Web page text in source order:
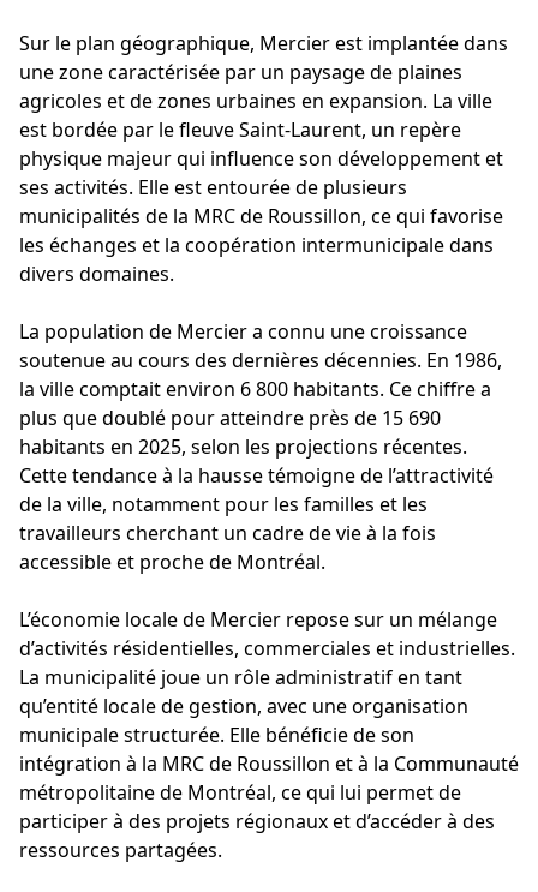
Sur le plan géographique, Mercier est implantée dans
une zone caractérisée par un paysage de plaines
agricoles et de zones urbaines en expansion. La ville
est bordée par le fleuve Saint-Laurent, un repère
physique majeur qui influence son développement et
ses activités. Elle est entourée de plusieurs
municipalités de la MRC de Roussillon, ce qui favorise
les échanges et la coopération intermunicipale dans
divers domaines.
La population de Mercier a connu une croissance
soutenue au cours des dernières décennies. En 1986,
la ville comptait environ 6 800 habitants. Ce chiffre a
plus que doublé pour atteindre près de 15 690
habitants en 2025, selon les projections récentes.
Cette tendance à la hausse témoigne de l’attractivité
de la ville, notamment pour les familles et les
travailleurs cherchant un cadre de vie à la fois
accessible et proche de Montréal.
L’économie locale de Mercier repose sur un mélange
d’activités résidentielles, commerciales et industrielles.
La municipalité joue un rôle administratif en tant
qu’entité locale de gestion, avec une organisation
municipale structurée. Elle bénéficie de son
intégration à la MRC de Roussillon et à la Communauté
métropolitaine de Montréal, ce qui lui permet de
participer à des projets régionaux et d’accéder à des
ressources partagées.